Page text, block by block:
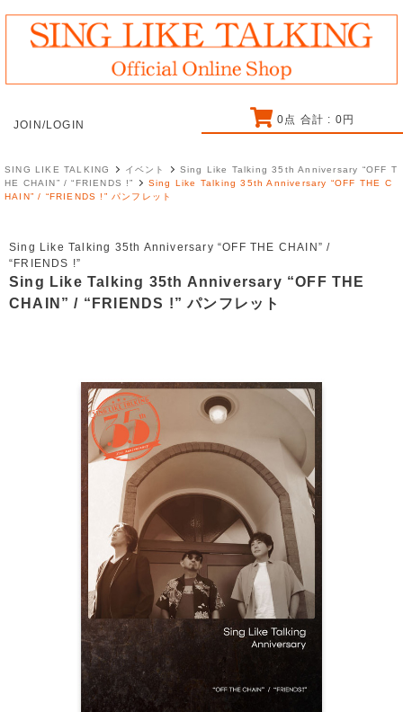
JOIN/LOGIN 0 点 合計 : 0円
SING LIKE TALKING イベント
Sing Like Talking 35th Anniversary “OFF T
HE CHAIN” / “FRIENDS !”
Sing Like Talking 35th Anniversary “OFF THE C
HAIN” / “FRIENDS !” パンフレット
Sing Like Talking 35th Anniversary “OFF THE CHAIN” /
“FRIENDS !”
Sing Like Talking 35th Anniversary “OFF THE
CHAIN” / “FRIENDS !” パンフレット